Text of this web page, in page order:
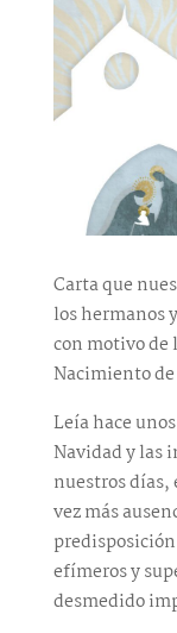
Carta que
los hermanos
con motivo de
Nacimiento
Leía hace
Navidad y las
nuestros días,
vez más
efímeros y
desmedido